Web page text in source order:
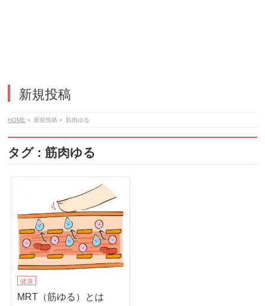
新規投稿
HOME » 新規投稿 » 筋肉ゆる
タグ : 筋肉ゆる
健康
MRT（筋ゆる）とは